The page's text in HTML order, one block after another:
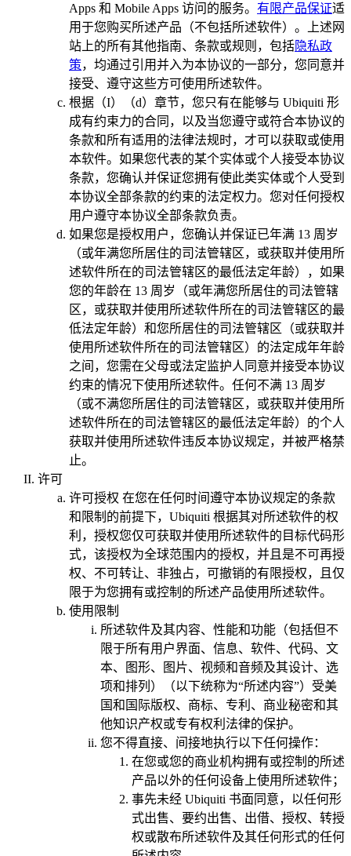
Apps 和 Mobile Apps 访问的服务。 有限产品保证适
用于您购买所述产品（不包括所述软件）。上述网
站上的所有其他指南、条款或规则，包括隐私政
策，均通过引用并入为本协议的一部分，您同意并
接受、遵守这些方可使用所述软件。
根据（I）（d）章节，您只有在能够与 Ubiquiti 形
成有约束力的合同，以及当您遵守或符合本协议的
条款和所有适用的法律法规时，才可以获取或使用
本软件。如果您代表的某个实体或个人接受本协议
条款，您确认并保证您拥有使此类实体或个人受到
本协议全部条款的约束的法定权力。您对任何授权
用户遵守本协议全部条款负责。
如果您是授权用户，您确认并保证已年满 13 周岁
（或年满您所居住的司法管辖区，或获取并使用所
述软件所在的司法管辖区的最低法定年龄），如果
您的年龄在 13 周岁（或年满您所居住的司法管辖
区，或获取并使用所述软件所在的司法管辖区的最
低法定年龄）和您所居住的司法管辖区（或获取并
使用所述软件所在的司法管辖区）的法定成年年龄
之间，您需在父母或法定监护人同意并接受本协议
约束的情况下使用所述软件。任何不满 13 周岁
（或不满您所居住的司法管辖区，或获取并使用所
述软件所在的司法管辖区的最低法定年龄）的个人
获取并使用所述软件违反本协议规定，并被严格禁
止。
许可
许可授权 在您在任何时间遵守本协议规定的条款
和限制的前提下，Ubiquiti 根据其对所述软件的权
利，授权您仅可获取并使用所述软件的目标代码形
式，该授权为全球范围内的授权，并且是不可再授
权、不可转让、非独占，可撤销的有限授权，且仅
限于为您拥有或控制的所述产品使用所述软件。
使用限制
所述软件及其内容、性能和功能（包括但不
限于所有用户界面、信息、软件、代码、文
本、图形、图片、视频和音频及其设计、选
项和排列）（以下统称为“所述内容”）受美
国和国际版权、商标、专利、商业秘密和其
他知识产权或专有权利法律的保护。
您不得直接、间接地执行以下任何操作：
在您或您的商业机构拥有或控制的所述
产品以外的任何设备上使用所述软件；
事先未经 Ubiquiti 书面同意，以任何形
式出售、要约出售、出借、授权、转授
权或散布所述软件及其任何形式的任何